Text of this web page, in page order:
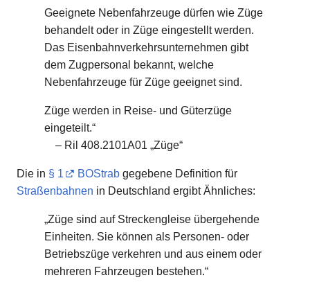
Geeignete Nebenfahrzeuge dürfen wie Züge
behandelt oder in Züge eingestellt werden.
Das Eisenbahnverkehrsunternehmen gibt
dem Zugpersonal bekannt, welche
Nebenfahrzeuge für Züge geeignet sind.
Züge werden in Reise- und Güterzüge
eingeteilt.“
– Ril 408.2101A01 „Züge“
Die in § 1 BOStrab gegebene Definition für
Straßenbahnen in Deutschland ergibt Ähnliches:
„Züge sind auf Streckengleise übergehende
Einheiten. Sie können als Personen- oder
Betriebszüge verkehren und aus einem oder
mehreren Fahrzeugen bestehen.“